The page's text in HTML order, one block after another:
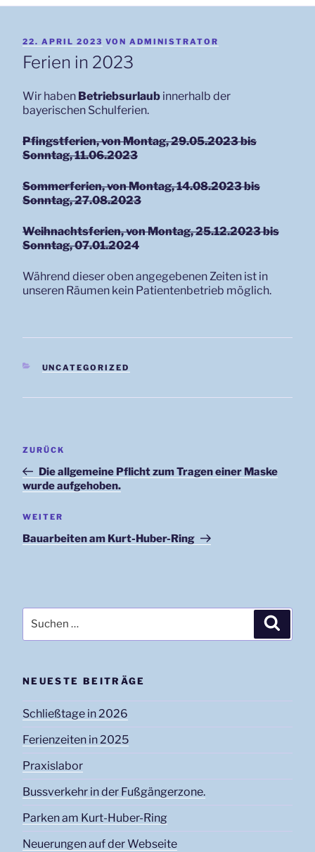
VERÖFFENTLICHT
AM
22. APRIL 2023 VON ADMINISTRATOR
Ferien in 2023
Wir haben Betriebsurlaub innerhalb der
bayerischen Schulferien.
Pfingstferien, von Montag, 29.05.2023bis
Sonntag, 11.06.2023
Sommerferien, von Montag, 14.08.2023 bis
Sonntag, 27.08.2023
Weihnachtsferien, von Montag, 25.12.2023 bis
Sonntag, 07.01.2024
Während dieser oben angegebenen Zeiten ist in
unseren Räumen kein Patientenbetrieb möglich.
KATEGORIEN
UNCATEGORIZED
Vorheriger
ZURÜCK
Die allgemeine Pflicht zum Tragen einer Maske
wurde aufgehoben.
Nächster
WEITER
Bauarbeiten am Kurt-Huber-Ring
Suchen
nach:
NEUESTE BEITRÄGE
Schließtage in 2026
Ferienzeiten in 2025
Praxislabor
Bussverkehr in der Fußgängerzone.
Parken am Kurt-Huber-Ring
Neuerungen auf der Webseite